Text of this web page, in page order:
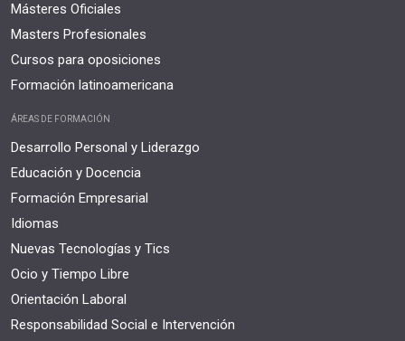
Másteres Oficiales
Masters Profesionales
Cursos para oposiciones
Formación latinoamericana
ÁREAS DE FORMACIÓN
Desarrollo Personal y Liderazgo
Educación y Docencia
Formación Empresarial
Idiomas
Nuevas Tecnologías y Tics
Ocio y Tiempo Libre
Orientación Laboral
Responsabilidad Social e Intervención